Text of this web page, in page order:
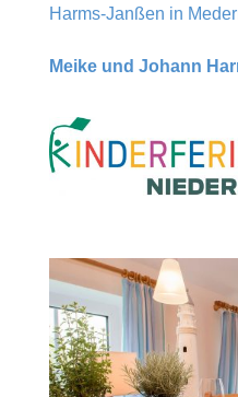
Harms-Janßen in
Meike und Johann